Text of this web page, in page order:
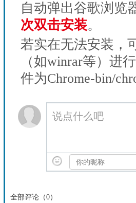
自动弹出谷歌浏览
次双击安装。
若实在无法安装，
（如winrar等）进
件为Chrome-bin/
说点什么吧
全部评论（0）